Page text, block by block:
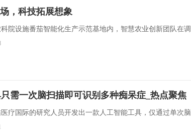
，科技拓展想象
院设施番茄智能化生产示范基地内，智慧农业创新团队在调
需一次脑扫描即可识别多种痴呆症_热点聚焦
疗国际的研究人员开发出一款人工智能工具，仅通过单次脑